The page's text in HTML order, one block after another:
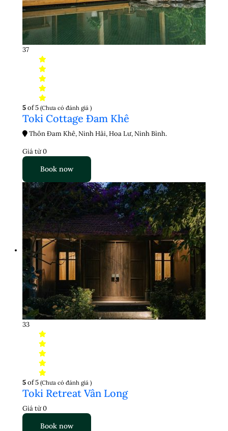
37
5of 5 (Chưa có đánh giá )
Toki Cottage Đam Khê
Thôn Đam Khê, Ninh Hải, Hoa Lư, Ninh Bình.
Giá từ0
Book now
33
5of 5 (Chưa có đánh giá )
Toki Retreat Vân Long
Giá từ0
Book now